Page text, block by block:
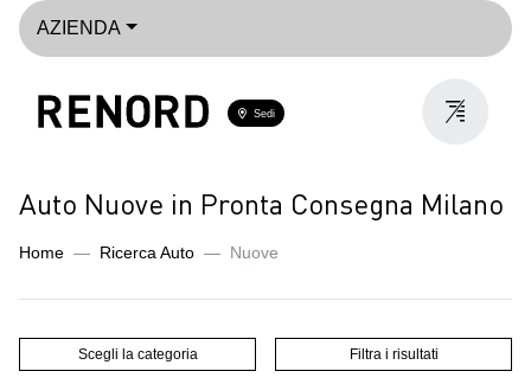
AZIENDA
Sedi
Auto Nuove in Pronta Consegna Milano
Home Ricerca Auto Nuove
Scegli la categoria Filtra i risultati